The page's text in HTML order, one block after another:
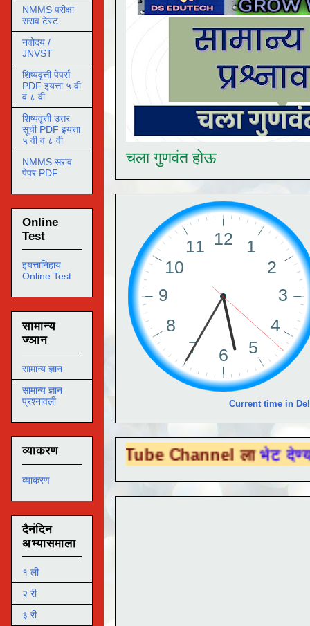
चला गुणवंत होऊ
Current time in
You Tube Channel लाभेट देण्यासाठी येथे
NMMS परीक्षा
सराव टेस्ट
नवोदय /
JNVST
शिष्यवृत्ती पेपर्स
PDF इयत्ता ५ वी
व ८ वी
शिष्यवृत्ती उत्तर
सूची PDF इयत्ता
५ वी व ८ वी
NMMS सराव
पेपर PDF
Online
Test
इयत्तानिहाय
Online Test
सामान्य
ज्ञान
सामान्य ज्ञान
सामान्य ज्ञान
प्रश्नावली
व्याकरण
व्याकरण
दैनंदिन
अभ्यासमाला
१ ली
२ री
३ री